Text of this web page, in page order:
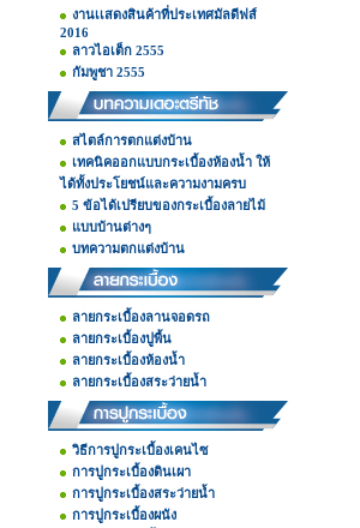
งานเเสดงสินค้าที่ประเทศมัลดีฟส์
2016
ลาวไอเต็ก 2555
กัมพูชา 2555
สไตล์การตกแต่งบ้าน
เทคนิคออกแบบกระเบื้องห้องน้ำ ให้
ได้ทั้งประโยชน์และความงามครบ
5 ข้อได้เปรียบของกระเบื้องลายไม้
แบบบ้านต่างๆ
บทความตกแต่งบ้าน
ลายกระเบื้องลานจอดรถ
ลายกระเบื้องปูพื้น
ลายกระเบื้องห้องน้ำ
ลายกระเบื้องสระว่ายน้ำ
วิธีการปูกระเบื้องเคนไซ
การปูกระเบื้องดินเผา
การปูกระเบื้องสระว่ายน้ำ
การปูกระเบื้องผนัง